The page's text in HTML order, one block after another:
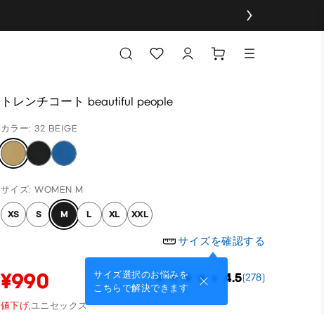
トレンチコート beautiful people
カラー: 32 BEIGE
サイズ: WOMEN M
XS S M L XL XXL
サイズを確認する
サイズ選択のお悩みを
こちらで解決できます
¥990 4.5(278)
値下げ,ユニセックス